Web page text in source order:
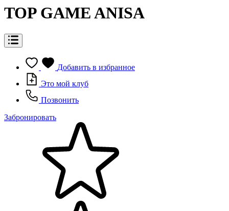
TOP GAME ANISA
Добавить в избранное
Это мой клуб
Позвонить
Забронировать